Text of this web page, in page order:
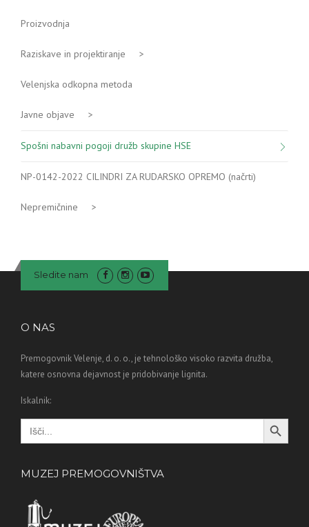
Proizvodnja
Raziskave in projektiranje >
Velenjska odkopna metoda
Javne objave >
Spošni nabavni pogoji družb skupine HSE
NP-0142-2022 CILINDRI ZA RUDARSKO OPREMO (načrti)
Nepremičnine >
Sledite nam
O NAS
Premogovnik Velenje, d. o. o., je tehnološko visoko razvita družba,
katere osnovna dejavnost je pridobivanje lignita.
Iskalnik:
Search
for:
Search Button
MUZEJ PREMOGOVNIŠTVA